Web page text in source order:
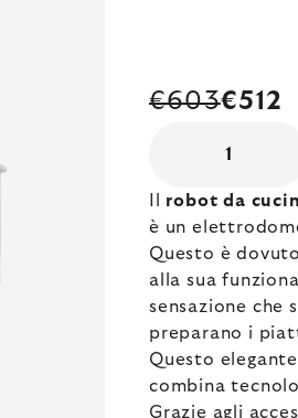
€603€512
robot da
è un
Questo è
alla sua
sensazione che
preparano i
Questo elegante
combina
Grazie agli